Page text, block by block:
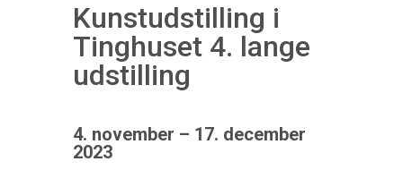
Kunstudstilling i
Tinghuset 4. lange
udstilling
4. november – 17. december
2023